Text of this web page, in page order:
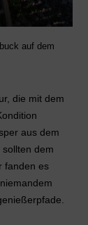
auf dem
die mit dem
aus dem
dem
fanden es